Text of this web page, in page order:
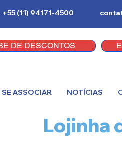
+55 (11) 94171-4500
DE DESCONTOS
ASSOCIAR NOTÍCIAS
Lojinha